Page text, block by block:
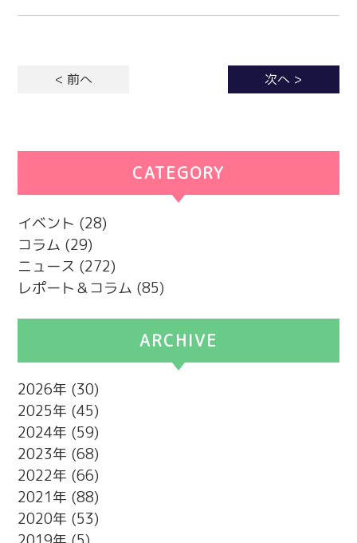
< 前へ 次へ >
CATEGORY
イベント (28)
コラム (29)
ニュース (272)
レポート＆コラム (85)
ARCHIVE
2026
(30)
2025
(45)
2024
(59)
2023
(68)
2022
(66)
2021
(88)
2020
(53)